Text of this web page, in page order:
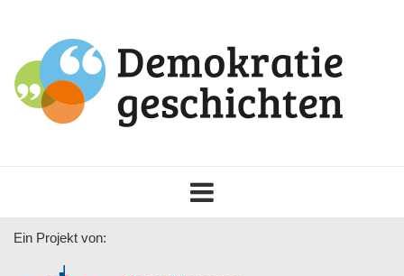
navigation
Ein Projekt von: